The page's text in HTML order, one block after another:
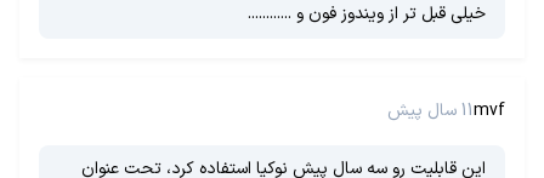
خیلی قبل تر از ویندوز فون و ............
mvf11 سال پیش
این قابلیت رو سه سال پیش نوکیا استفاده کرد، تحت عنوان